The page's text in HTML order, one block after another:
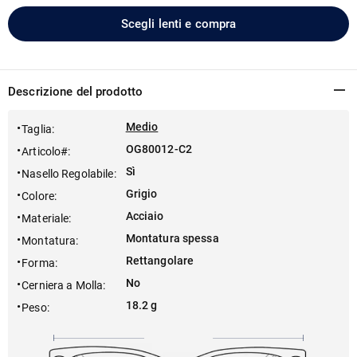
Scegli lenti e compra
Descrizione del prodotto
Taglia:
Medio
Articolo#:
OG80012-C2
Nasello Regolabile:
Sì
Colore:
Grigio
Materiale:
Acciaio
Montatura:
Montatura spessa
Forma:
Rettangolare
Cerniera a Molla:
No
Peso: 18.2 g